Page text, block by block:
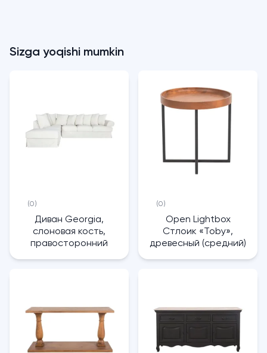
Sizga yoqishi mumkin
(0)
Диван Georgia,
слоновая кость,
правосторонний
(0)
Open Lightbox
Стлоик «Toby»,
древесный (средний)